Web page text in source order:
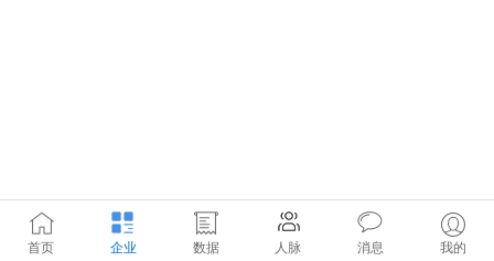
首页 企业 数据 人脉 消息 我的